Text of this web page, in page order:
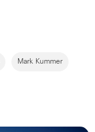
Mark Kummer